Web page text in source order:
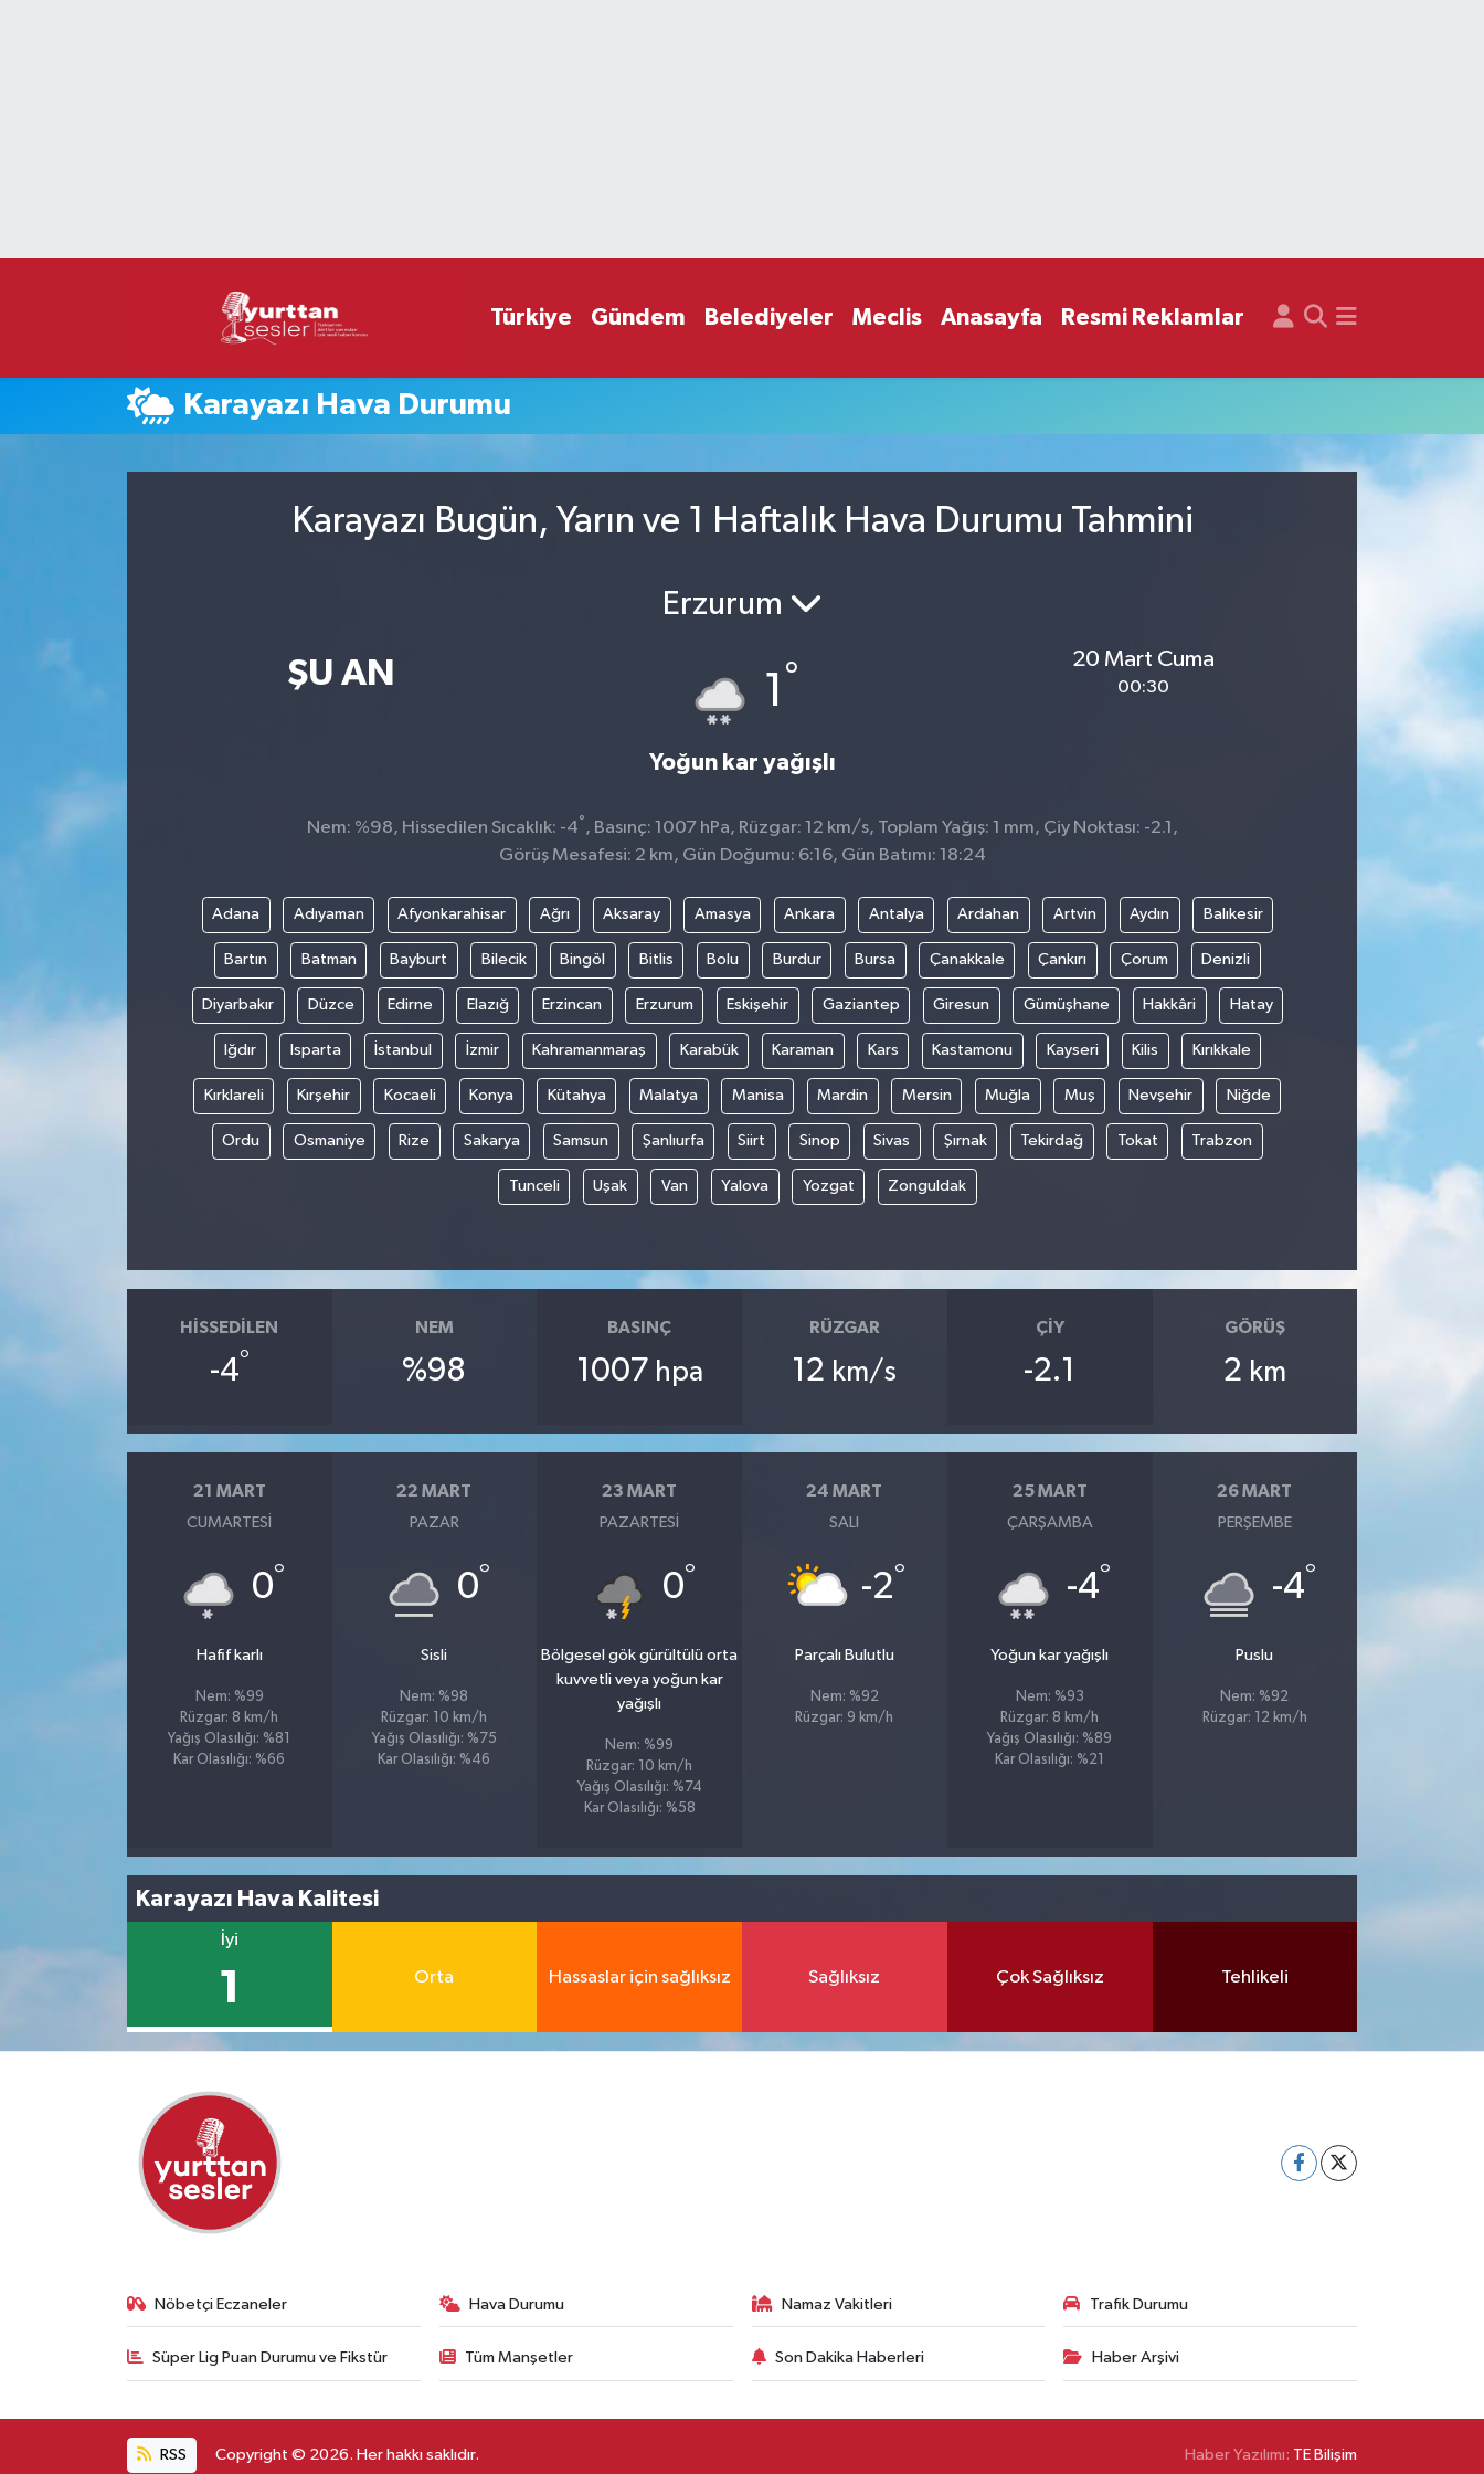
Türkiye Gündem Belediyeler Meclis Anasayfa Resmi Reklamlar
Karayazı Hava Durumu
Karayazı Bugün, Yarın ve 1 Haftalık Hava Durumu Tahmini
ŞU AN
Erzurum
1 °
Yoğun kar yağışlı
20 Mart Cuma
00:30
Nem: %98, Hissedilen Sıcaklık: -4° , Basınç: 1007 hPa, Rüzgar: 12 km/s, Toplam Yağış: 1 mm, Çiy Noktası: -2.1,
Görüş Mesafesi: 2 km, Gün Doğumu: 6:16, Gün Batımı: 18:24
Adana Adıyaman Afyonkarahisar Ağrı Aksaray Amasya Ankara Antalya Ardahan Artvin Aydın Balıkesir
Bartın Batman Bayburt Bilecik Bingöl Bitlis Bolu Burdur Bursa Çanakkale Çankırı Çorum Denizli
Diyarbakır Düzce Edirne Elazığ Erzincan Erzurum Eskişehir Gaziantep Giresun Gümüşhane Hakkâri Hatay
Iğdır Isparta İstanbul İzmir Kahramanmaraş Karabük Karaman Kars Kastamonu Kayseri Kilis Kırıkkale
Kırklareli Kırşehir Kocaeli Konya Kütahya Malatya Manisa Mardin Mersin Muğla Muş Nevşehir Niğde
Ordu Osmaniye Rize Sakarya Samsun Şanlıurfa Siirt Sinop Sivas Şırnak Tekirdağ Tokat Trabzon
Tunceli Uşak Van Yalova Yozgat Zonguldak
HISSEDILEN
-4°
NEM
%98
BASINÇ
1007 hpa
RÜZGAR
12 km/s
ÇIY
-2.1
GÖRÜŞ
2 km
21 MART
CUMARTESI
0°
Hafif karlı
Nem: %99
Rüzgar: 8 km/h
Yağış Olasılığı: %81
Kar Olasılığı: %66
22 MART
PAZAR
0°
Sisli
Nem: %98
Rüzgar: 10 km/h
Yağış Olasılığı: %75
Kar Olasılığı: %46
23 MART
PAZARTESI
0°
Bölgesel gök gürültülü orta
kuvvetli veya yoğun kar
yağışlı
Nem: %99
Rüzgar: 10 km/h
Yağış Olasılığı: %74
Kar Olasılığı: %58
24 MART
SALI
-2°
Parçalı Bulutlu
Nem: %92
Rüzgar: 9 km/h
25 MART
ÇARŞAMBA
-4°
Yoğun kar yağışlı
Nem: %93
Rüzgar: 8 km/h
Yağış Olasılığı: %89
Kar Olasılığı: %21
26 MART
PERŞEMBE
-4°
Puslu
Nem: %92
Rüzgar: 12 km/h
Karayazı Hava Kalitesi
İyi
1 Orta Hassaslar için sağlıksız Sağlıksız Çok Sağlıksız Tehlikeli
Nöbetçi Eczaneler Hava Durumu Namaz Vakitleri Trafik Durumu
Süper Lig Puan Durumu ve Fikstür Tüm Manşetler Son Dakika Haberleri Haber Arşivi
RSS Copyright © 2026. Her hakkı saklıdır. Haber Yazılımı: TE Bilişim
Süper Lig Puan Durumu ve Fikstür
Son Dakika Haberleri
Haber Arşivi